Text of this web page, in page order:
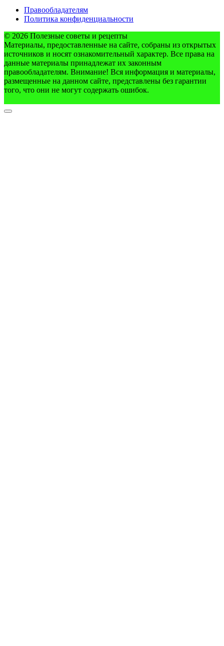
Правообладателям
Политика конфиденциальности
© 2026 Полезные советы и рецепты
Материалы, предоставленные на сайте, собраны из открытых
источников и носят ознакомительный характер. Все права на
данные материалы принадлежат их законным
правообладателям. Внимание! Вся информация и материалы,
размещенные на данном сайте, представлены без гарантии
того, что они не могут содержать ошибок.